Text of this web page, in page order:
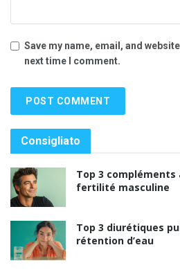
Save my name, email, and
next time I comment.
Consigliato
Top 3
fertilité masculine
Top 3 diurétiques
rétention d’eau